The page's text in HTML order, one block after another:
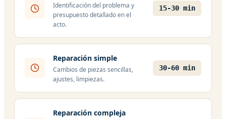
Identificación del problema y
presupuesto detallado en el
acto.
15-30 min
Reparación simple
Cambios de piezas sencillas,
ajustes, limpiezas.
30-60 min
Reparación compleja